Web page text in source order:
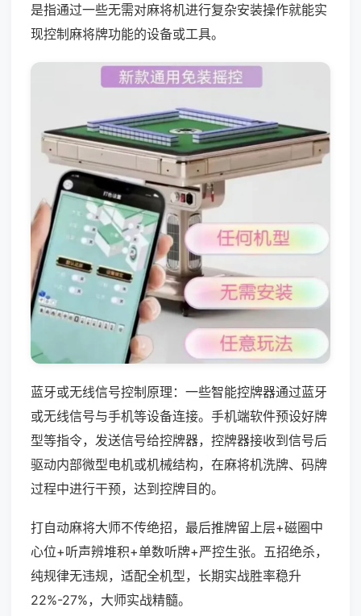
是指通过一些无需对麻将机进行复杂安装操作就能实
现控制麻将牌功能的设备或工具。
蓝牙或无线信号控制原理：一些智能控牌器通过蓝牙
或无线信号与手机等设备连接。手机端软件预设好牌
型等指令，发送信号给控牌器，控牌器接收到信号后
驱动内部微型电机或机械结构，在麻将机洗牌、码牌
过程中进行干预，达到控牌目的。
打自动麻将大师不传绝招，最后推牌留上层+磁圈中
心位+听声辨堆积+单数听牌+严控生张。五招绝杀，
纯规律无违规，适配全机型，长期实战胜率稳升
22%-27%，大师实战精髓。